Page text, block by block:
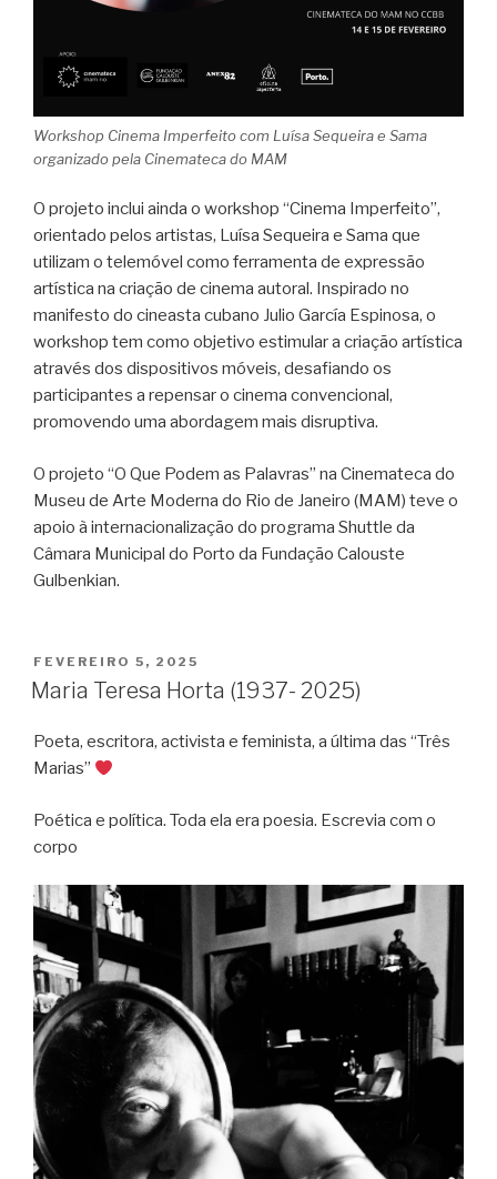
Workshop Cinema Imperfeito com Luísa Sequeira e Sama
organizado pela Cinemateca do MAM
O projeto inclui ainda o workshop “Cinema Imperfeito”,
orientado pelos artistas, Luísa Sequeira e Sama que
utilizam o telemóvel como ferramenta de expressão
artística na criação de cinema autoral. Inspirado no
manifesto do cineasta cubano Julio García Espinosa, o
workshop tem como objetivo estimular a criação artística
através dos dispositivos móveis, desafiando os
participantes a repensar o cinema convencional,
promovendo uma abordagem mais disruptiva.
O projeto “O Que Podem as Palavras” na Cinemateca do
Museu de Arte Moderna do Rio de Janeiro (MAM) teve o
apoio à internacionalização do programa Shuttle da
Câmara Municipal do Porto da Fundação Calouste
Gulbenkian.
PUBLICADO
EM
FEVEREIRO 5, 2025
Maria Teresa Horta (1937- 2025)
Poeta, escritora, activista e feminista, a última das “Três
Marias”
Poética e política. Toda ela era poesia. Escrevia com o
corpo